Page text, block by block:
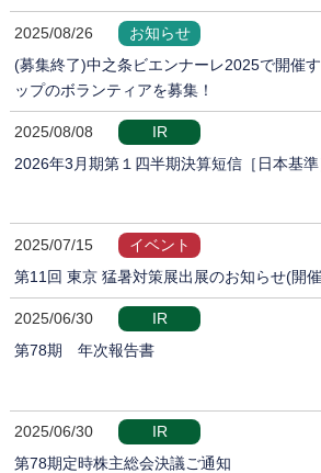
2025/08/26
お知らせ
(募集終了)中之条ビエンナーレ2025で開催
ップのボランティアを募集！
2025/08/08
IR
2026年3月期第１四半期決算短信［日本基準
2025/07/15
イベント
第11回 東京 猛暑対策展出展のお知らせ(開催
2025/06/30
IR
第78期 年次報告書
2025/06/30
IR
第78期定時株主総会決議ご通知